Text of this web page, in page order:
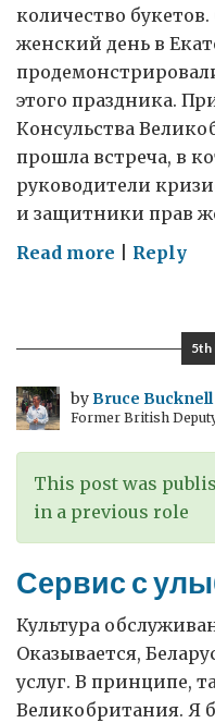
количество
женский день в
этого праздника.
Консульства
прошла встреча, в
руководители
и защитники прав
Read more on
вместе
против
семейно-
бытового
насилия
Reply
5th
byBruce Bucknell
Former British
This post was
in a previous role
Сервис с
Культура
Оказывается,
услуг. В принципе,
Великобритания. Я